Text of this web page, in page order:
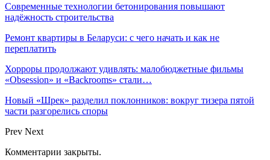
Современные технологии бетонирования повышают
надёжность строительства
Ремонт квартиры в Беларуси: с чего начать и как не
переплатить
Хорроры продолжают удивлять: малобюджетные фильмы
«Obsession» и «Backrooms» стали…
Новый «Шрек» разделил поклонников: вокруг тизера пятой
части разгорелись споры
Prev Next
Комментарии закрыты.